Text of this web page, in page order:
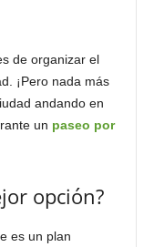
de organizar el
¡Pero nada más
andando en
un paseo por
opción?
es un plan